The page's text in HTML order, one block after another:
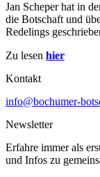
Jan Scheper hat in
die Botschaft und
Redelings
Zu lesen hier
Kontakt
info@bochumer-
Newsletter
Erfahre immer als
und Infos zu